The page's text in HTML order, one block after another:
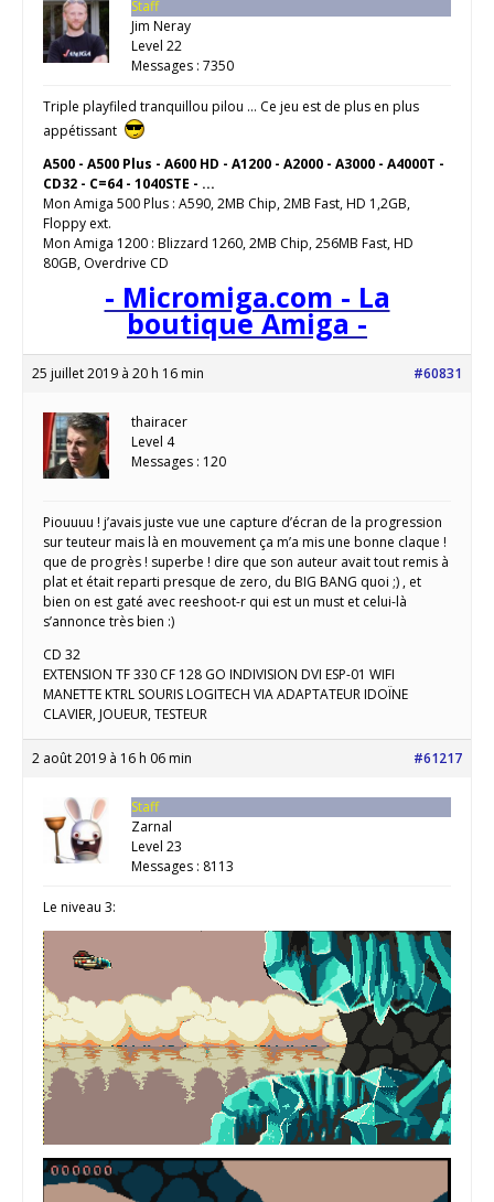
Staff
Jim Neray
Level 22
Messages : 7350
Triple playfiled tranquillou pilou … Ce jeu est de plus en plus
appétissant
A500 - A500 Plus - A600 HD - A1200 - A2000 - A3000 - A4000T -
CD32 - C=64 - 1040STE - ...
Mon Amiga 500 Plus : A590, 2MB Chip, 2MB Fast, HD 1,2GB,
Floppy ext.
Mon Amiga 1200 : Blizzard 1260, 2MB Chip, 256MB Fast, HD
80GB, Overdrive CD
- Micromiga.com - La
boutique Amiga -
25 juillet 2019 à 20 h 16 min #60831
thairacer
Level 4
Messages : 120
Piouuuu ! j’avais juste vue une capture d’écran de la progression
sur teuteur mais là en mouvement ça m’a mis une bonne claque !
que de progrès ! superbe ! dire que son auteur avait tout remis à
plat et était reparti presque de zero, du BIG BANG quoi ;) , et
bien on est gaté avec reeshoot-r qui est un must et celui-là
s’annonce très bien :)
CD 32
EXTENSION TF 330 CF 128 GO INDIVISION DVI ESP-01 WIFI
MANETTE KTRL SOURIS LOGITECH VIA ADAPTATEUR IDOÏNE
CLAVIER, JOUEUR, TESTEUR
2 août 2019 à 16 h 06 min #61217
Staff
Zarnal
Level 23
Messages : 8113
Le niveau 3: